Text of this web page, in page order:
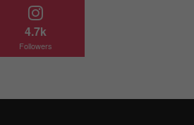
4.7k
Followers